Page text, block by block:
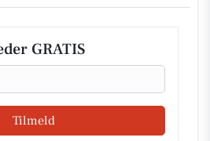
GRATIS
Tilmeld